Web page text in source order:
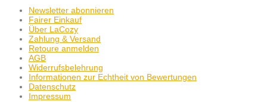
Newsletter abonnieren
Fairer Einkauf
Über LaCozy
Zahlung & Versand
Retoure anmelden
AGB
Widerrufsbelehrung
Informationen zur Echtheit von Bewertungen
Datenschutz
Impressum